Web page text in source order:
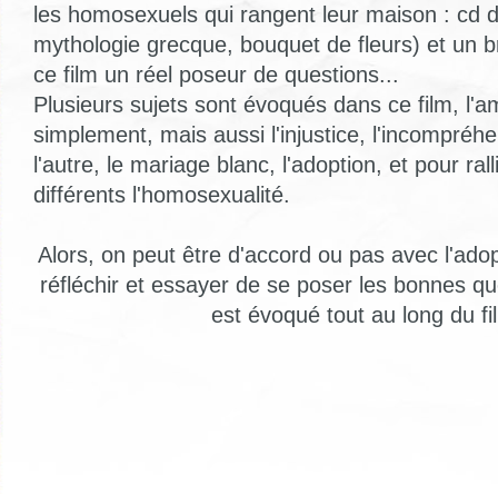
les homosexuels qui rangent leur maison : cd
mythologie grecque, bouquet de fleurs) et un
ce film un réel poseur de questions...
Plusieurs sujets sont évoqués dans ce film,
simplement, mais aussi l'injustice,
l'autre, le mariage blanc, l'adoption, et pour
différents l'homosexualité.
Alors, on peut être d'accord ou pas avec
réfléchir et essayer de se poser les bonnes
est évoqué tout au long du